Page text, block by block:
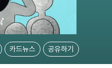
카드뉴스 공유하기